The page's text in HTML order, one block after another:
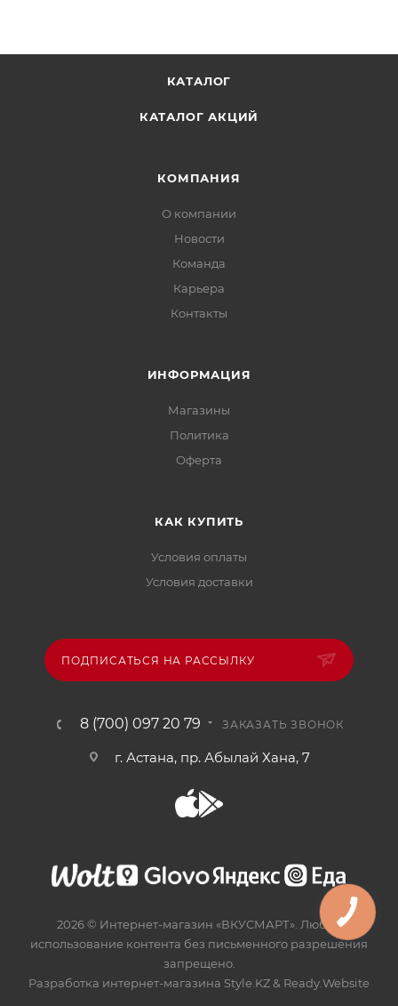
КАТАЛОГ
КАТАЛОГ АКЦИЙ
КОМПАНИЯ
О компании
Новости
Команда
Карьера
Контакты
ИНФОРМАЦИЯ
Магазины
Политика
Офертa
КАК КУПИТЬ
Условия оплаты
Условия доставки
ПОДПИСАТЬСЯ НА РАССЫЛКУ
8 (700) 097 20 79 ЗАКАЗАТЬ ЗВОНОК
г. Астана, пр. Абылай Хана, 7
2026 © Интернет-магазин «ВКУСМАРТ». Любое
использование контента без письменного разрешения
запрещено.
Разработка интернет-магазина Style.KZ& Ready.Website